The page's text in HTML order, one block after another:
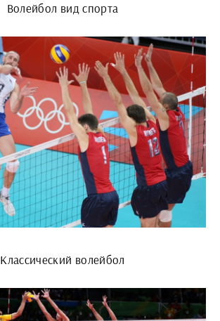
Волейбол вид спорта
Классический волейбол